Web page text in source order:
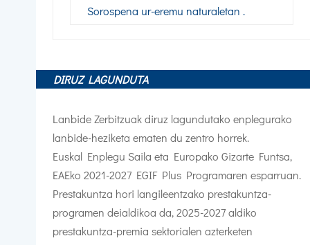
Sorospena ur-eremu naturaletan .
DIRUZ LAGUNDUTA
Lanbide Zerbitzuak diruz lagundutako enplegurako
lanbide-heziketa ematen du zentro horrek.
Euskal Enplegu Saila eta Europako Gizarte Funtsa,
EAEko 2021-2027 EGIF Plus Programaren esparruan.
Prestakuntza hori langileentzako prestakuntza-
programen deialdikoa da, 2025-2027 aldiko
prestakuntza-premia sektorialen azterketen